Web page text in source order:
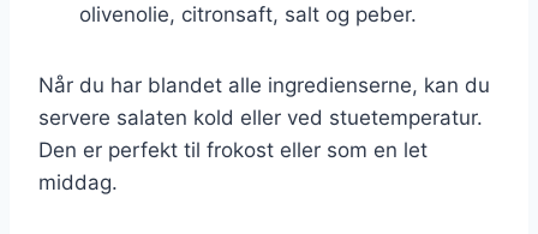
olivenolie, citronsaft, salt og peber.
Når du har blandet alle ingredienserne, kan du
servere salaten kold eller ved stuetemperatur.
Den er perfekt til frokost eller som en let
middag.